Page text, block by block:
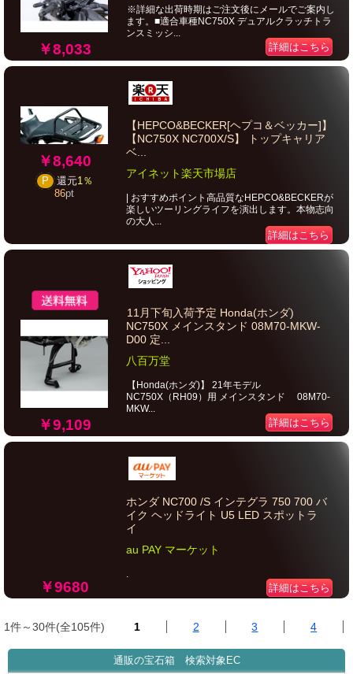
￥8,033
※詳細な出荷時期はご注文後にメールでご案内し
ます。■適合車種NC750X デュアルクラッチトラ
ンスミッシ...
詳細はこちら
￥8,640
P 還元1％
86pt
【HEPCO&BECKER[ヘプコ＆ベッカー]】
【NC750X NC700X/S】 トップキャリア
ベ...
アイネット楽天市場店
| おすすめポイント高品質なHEPCO&BECKERが
楽しいツーリングライフを演出します。本物志向
の大人...
詳細はこちら
￥9,109
11月下旬入荷予定 Honda(ホンダ)
NC750X メインスタンド 08M70-MKW-
D00 定...
八百万堂
【Honda(ホンダ)】 21年モデル
NC750X（RH09）用 メインスタンド 08M70-
MKW...
詳細はこちら
￥9680
ホンダ NC700 /S インテグラ 750 700 バ
イク ヘッドライト U5 LED スポットラ
イ
au PAY マーケット
.
詳細はこちら
1件～30件(全105件) 1 2 3 4
通販の宝石箱 検索対象EC